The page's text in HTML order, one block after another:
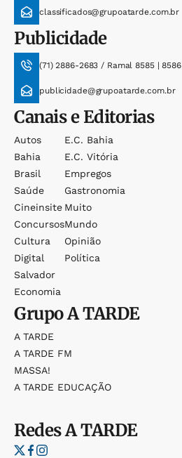
classificados@grupoatarde.com.br
Publicidade
(71) 2886-2683 / Ramal 8585 | 8586
publicidade@grupoatarde.com.br
Canais e Editorias
Autos
Bahia
Brasil
Saúde
Cineinsite
Concursos
Cultura
Digital
Salvador
Economia
E.c. Bahia
E.c. Vitória
Empregos
Gastronomia
Muito
Mundo
Opinião
Política
GrupoA TARDE
A TARDE
A TARDE FM
MASSA!
A TARDE EDUCAÇÃO
RedesA TARDE